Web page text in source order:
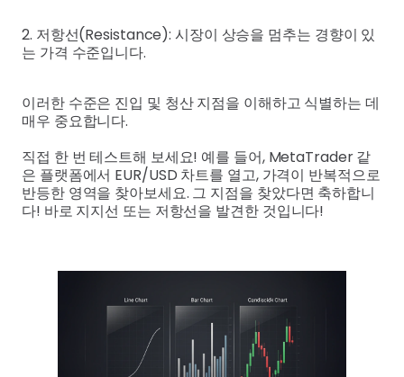
2. 저항선(Resistance): 시장이 상승을 멈추는 경향이 있
는 가격 수준입니다.
이러한 수준은 진입 및 청산 지점을 이해하고 식별하는 데
매우 중요합니다.
직접 한 번 테스트해 보세요! 예를 들어, MetaTrader 같
은 플랫폼에서 EUR/USD 차트를 열고, 가격이 반복적으로
반등한 영역을 찾아보세요. 그 지점을 찾았다면 축하합니
다! 바로 지지선 또는 저항선을 발견한 것입니다!